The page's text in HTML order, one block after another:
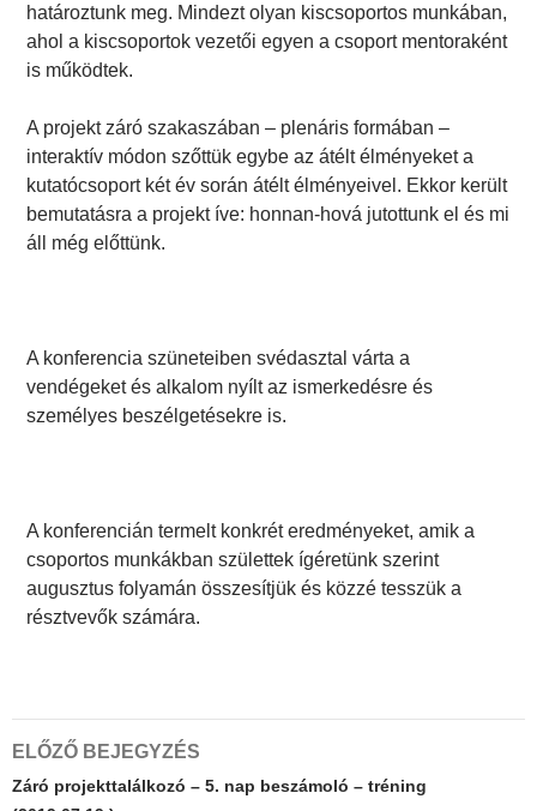
határoztunk meg. Mindezt olyan kiscsoportos munkában,
ahol a kiscsoportok vezetői egyen a csoport mentoraként
is működtek.
A projekt záró szakaszában – plenáris formában –
interaktív módon szőttük egybe az átélt élményeket a
kutatócsoport két év során átélt élményeivel. Ekkor került
bemutatásra a projekt íve: honnan-hová jutottunk el és mi
áll még előttünk.
A konferencia szüneteiben svédasztal várta a
vendégeket és alkalom nyílt az ismerkedésre és
személyes beszélgetésekre is.
A konferencián termelt konkrét eredményeket, amik a
csoportos munkákban születtek ígéretünk szerint
augusztus folyamán összesítjük és közzé tesszük a
résztvevők számára.
Bejegyzés
navigáció
ELŐZŐ BEJEGYZÉS
Záró projekttalálkozó – 5. nap beszámoló – tréning